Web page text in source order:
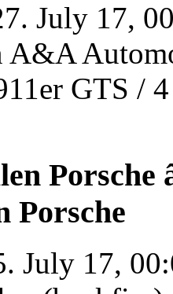
July 17,
A&A
GTS /
Porsche
July 17,